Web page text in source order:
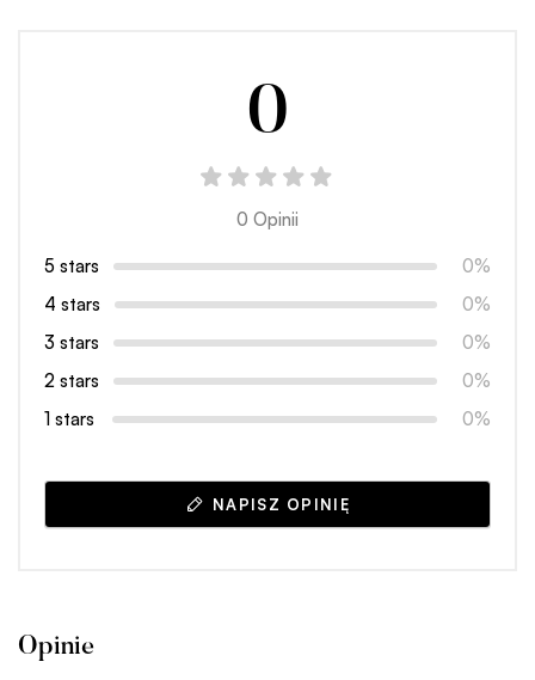
0
0 Opinii
5 stars
0%
4 stars
0%
3 stars
0%
2 stars
0%
1 stars
0%
NAPISZ OPINIĘ
Opinie